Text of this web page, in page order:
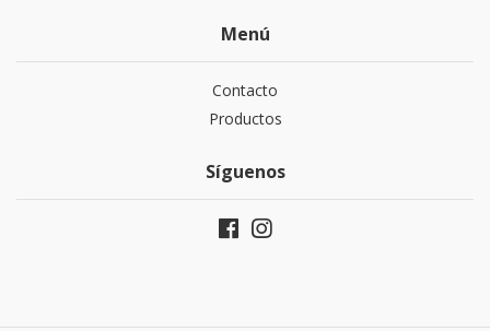
Menú
Contacto
Productos
Síguenos